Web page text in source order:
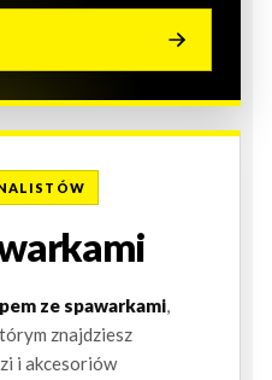
ze spawarkami,
znajdziesz
i akcesoriów